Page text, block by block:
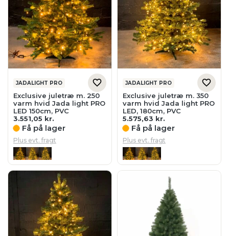
JADALIGHT PRO
Exclusive juletræ m. 250
varm hvid Jada light PRO
LED 150cm, PVC
3.551,05 kr.
Få på lager
Plus evt. fragt
JADALIGHT PRO
Exclusive juletræ m. 350
varm hvid Jada light PRO
LED, 180cm, PVC
5.575,63 kr.
Få på lager
Plus evt. fragt